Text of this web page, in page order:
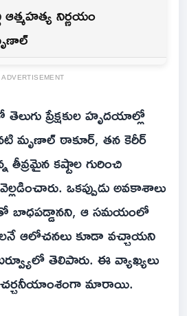
ఆత్మహత్య నిర్ణయం
ADVERTISEMENT
ప్రేక్షకుల హృదయాల్లో
మృణాల్ ఠాకూర్, తన కెరీర్
కష్టాల గురించి
ఒకప్పుడు అవకాశాలు
బాధపడ్డానని, ఆ సమయంలో
ఆలోచనలు కూడా వచ్చాయని
తెలిపారు. ఈ వ్యాఖ్యలు
చర్చనీయాంశంగా మారాయి.